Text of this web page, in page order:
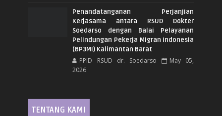
Penandatanganan Perjanjian
Kerjasama antara RSUD Dokter
Soedarso dengan Balai Pelayanan
Pelindungan Pekerja Migran Indonesia
(BP3MI) Kalimantan Barat
PPID RSUD dr. Soedarso
May 05,
2026
TENTANG KAMI